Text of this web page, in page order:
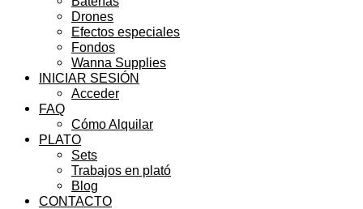
Drones
Efectos especiales
Fondos
Wanna Supplies
INICIAR SESIÓN
Acceder
FAQ
Cómo Alquilar
PLATO
Sets
Trabajos en plató
Blog
CONTACTO